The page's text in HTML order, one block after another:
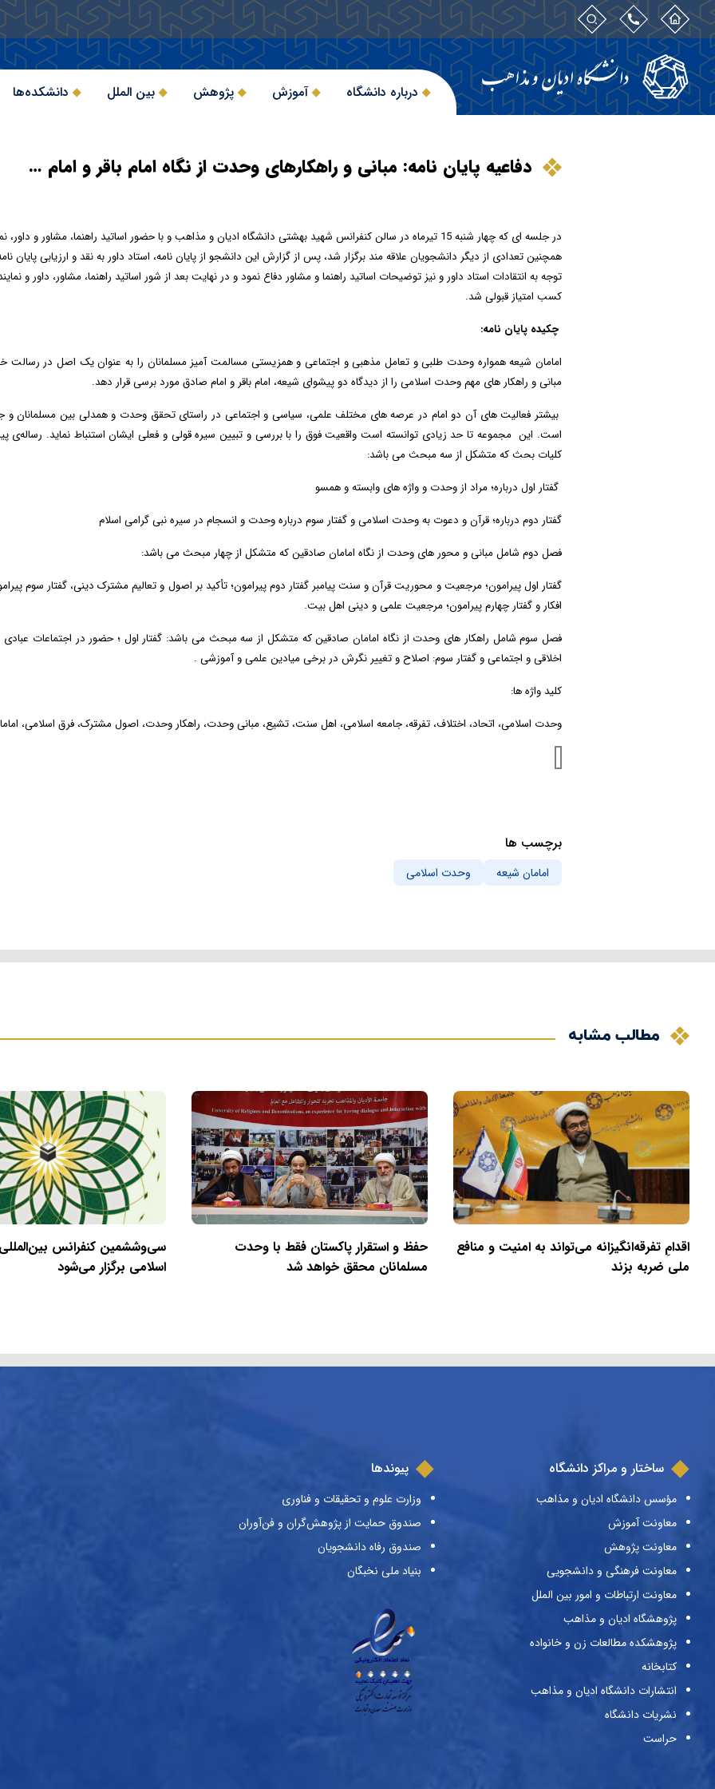
درباره دانشگاه آموزش پژوهش بین الملل دانشکده‌ها
دفاعیه پایان نامه: مبانی و راهکارهای وحدت از نگاه امام باقر و امام …
در جلسه ای کهچهار شنبه 15 تیرماه در سالن کنفرانس شهید بهشتی دانشگاه ادیان و مذاهب
و با حضور اساتید راهنما، مشاور و
همچنین تعدادی از دیگر دانشجویان علاقه مند برگزار شد، پس از گزارش این دانشجو از پایان نامه، استاد داور به نقد و ارزیابی
توجه به انتقادات استاد داور و نیز توضیحات اساتید راهنما و مشاور دفاع نمود و در نهایت بعد از شور اساتید راهنما، مشاور، داور و
کسب امتیاز قبولی شد.
چکیده پایان نامه:
امامان شیعه همواره وحدت طلبی و تعامل مذهبی و اجتماعی و همزیستی مسالمت آمیز مسلمانان را به عنوان یک اصل در رسالت
مبانی و راهکار های مهم وحدت اسلامی را از دیدگاه دو پیشوای شیعه، امام باقر و امام صادق مورد برسی قرار دهد.
بیشتر فعالیت های آن دو امام در عرصه های مختلف علمی، سیاسی و اجتماعی در راستای تحقق وحدت و همدلی بین مسلمانان و
است. این مجموعه تا حد زیادی توانسته است واقعیت فوق را با بررسی و تبیین سیره قولی و فعلی ایشان استنباط نماید.
کلیات بحث که متشکل از سه مبحث می باشد:
گفتار اول درباره؛ مراد از وحدت و واژه های وابسته و همسو
گفتار دوم درباره؛ قرآن و دعوت به وحدت اسلامی و گفتار سوم درباره وحدت و انسجام در سیره نبی گرامی اسلام
فصل دوم شامل مبانی و محور های وحدت از نگاه امامان صادقین که متشکل از چهار مبحث می باشد:
گفتار اول پیرامون؛ مرجعیت و محوریت قرآن و سنت پیامبر گفتار دوم پیرامون؛ تأکید بر اصول و تعالیم مشترک دینی‌، گفتار سوم
افکار و گفتار چهارم پیرامون؛ مرجعیت علمی و دینی اهل بیت.
فصل سوم شامل راهکار های وحدت از نگاه امامان صادقین که متشکل از سه مبحث می باشد: گفتار اول ؛ حضور در اجتماعات عبادی و
اخلاقی و اجتماعی و گفتار سوم: اصلاح و تغییر نگرش در برخی میادین علمی و آموزشی .
کلید واژه ها:
وحدت اسلامی، اتحاد، اختلاف‌، تفرقه‌، جامعه اسلامی، اهل سنت، تشیع، مبانی وحدت، راهکار وحدت، اصول مشترک، فرق اسلامی،
برچسب ها
امامان شیعه وحدت اسلامی
مطالب مشابه
اقدامِ تفرقه‌انگیزانه می‌تواند به امنیت و منافع
ملی ضربه بزند
حفظ و استقرار پاکستان فقط با وحدت
مسلمانان محقق خواهد شد
سی‌وششمین کنفرانس
اسلامی برگزار می‌شود
ساختار و مراکز دانشگاه
مؤسس دانشگاه ادیان و مذاهب
معاونت آموزش
معاونت پژوهش
معاونت فرهنگی و دانشجویی
معاونت ارتباطات و امور بین الملل
پژوهشگاه ادیان و مذاهب
پژوهشکده مطالعات زن و خانواده
کتابخانه
انتشارات دانشگاه ادیان و مذاهب
نشریات دانشگاه
حراست
پیوندها
وزارت علوم و تحقیقات و فناوری
صندوق حمایت از پژوهش‌گران و فن‌آوران
صندوق رفاه دانشجویان
بنیاد ملی نخبگان